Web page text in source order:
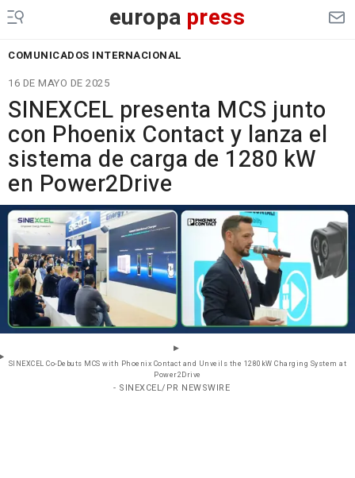
europa press
COMUNICADOS INTERNACIONAL
16 DE MAYO DE 2025
SINEXCEL presenta MCS junto
con Phoenix Contact y lanza el
sistema de carga de 1280 kW
en Power2Drive
SINEXCEL Co-Debuts MCS with Phoenix Contact and Unveils the 1280kW Charging System at
Power2Drive
- SINEXCEL/PR NEWSWIRE